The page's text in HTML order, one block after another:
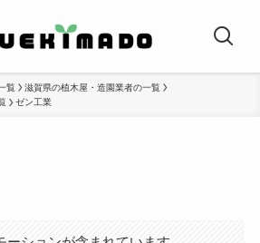
覧
滋賀県の植木屋・造園業者の一覧
ゼン工業